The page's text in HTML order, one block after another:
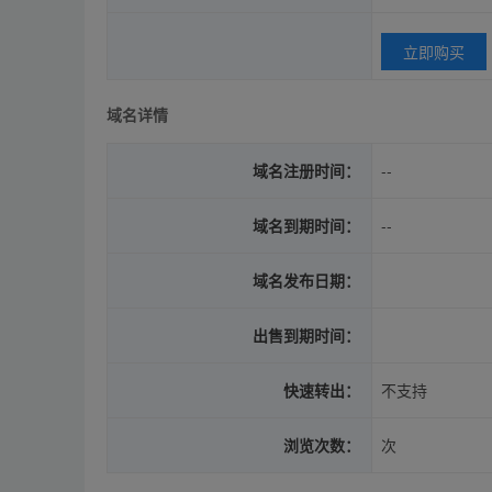
立即购买
域名详情
域名注册时间： --
域名到期时间： --
域名发布日期：
出售到期时间：
快速转出： 不支持
浏览次数： 次